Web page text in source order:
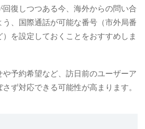
復しつつある今、海外からの問い合
、国際通話が可能な番号（市外局番
を設定しておくことをおすすめしま
予約希望など、訪日前のユーザーア
ず対応できる可能性が高まります。